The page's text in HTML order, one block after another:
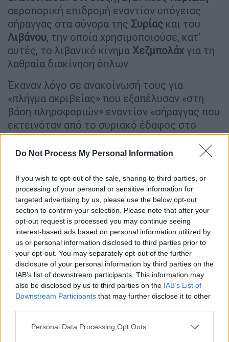
Do Not Process My Personal Information
If you wish to opt-out of the sale, sharing to third parties, or
processing of your personal or sensitive information for
targeted advertising by us, please use the below opt-out
section to confirm your selection. Please note that after your
opt-out request is processed you may continue seeing
interest-based ads based on personal information utilized by
us or personal information disclosed to third parties prior to
your opt-out. You may separately opt-out of the further
disclosure of your personal information by third parties on the
IAB’s list of downstream participants. This information may
also be disclosed by us to third parties on the IAB’s List of
Downstream Participants that may further disclose it to other
Please note that this website/app uses one or more Google
Personal Data Processing Opt Outs
αεροπορική επιδρομή εναντίον υπόγειας
σήραγγας στα σύνορα της Συρίας και του
Λιβάνου, την οποία χρησιμοποιούσε, κατ’
αυτές, το λιβανικό κίνημα Χεζμπολάχ για τη
λαθραία διακίνηση όπλων.
Έκαναν λόγο σε ανακοίνωσή τους για
«πλήγμα ακριβείας» που εξαπέλυσαν «στη
βάση πληροφοριών» εναντίον «σήραγγας που
εκτεινόταν από το συριακό έδαφος στο
λιβανικό έδαφος και χρησιμοποιείτο από τη
Χεζμπολάχγια να περνούν όπλα».
ΔΙΑΒΑΣΤΕ ΕΠΙΣΗΣ
Κόσμος|10.02.2025 05:20
Πώς ο Μακρόν έχασε το στοίχημα να
γίνει ο «βασιλιάς» της Al - Οι 15
ημέρες που ανέτρεψαν το όραμα του
για τη σύνοδο
Λίβανο, παρά τη συμφωνία κατάπαυσης του